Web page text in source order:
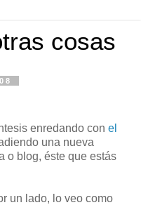
cosas
enredando con el
una nueva
o blog, éste que estás
un lado, lo veo como